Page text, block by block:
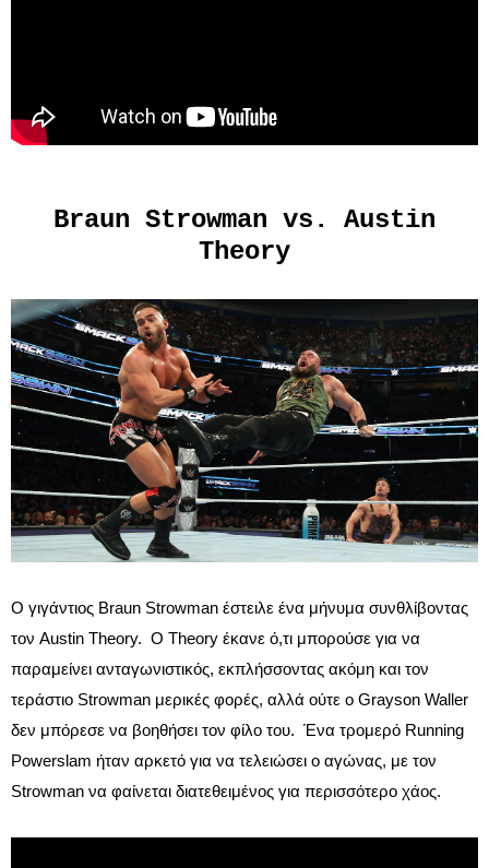
Braun Strowman vs. Austin
Theory
Ο γιγάντιος Braun Strowman έστειλε ένα μήνυμα συνθλίβοντας
τον Austin Theory. Ο Theory έκανε ό,τι μπορούσε για να
παραμείνει ανταγωνιστικός, εκπλήσσοντας ακόμη και τον
τεράστιο Strowman μερικές φορές, αλλά ούτε ο Grayson Waller
δεν μπόρεσε να βοηθήσει τον φίλο του. Ένα τρομερό Running
Powerslam ήταν αρκετό για να τελειώσει ο αγώνας, με τον
Strowman να φαίνεται διατεθειμένος για περισσότερο χάος.